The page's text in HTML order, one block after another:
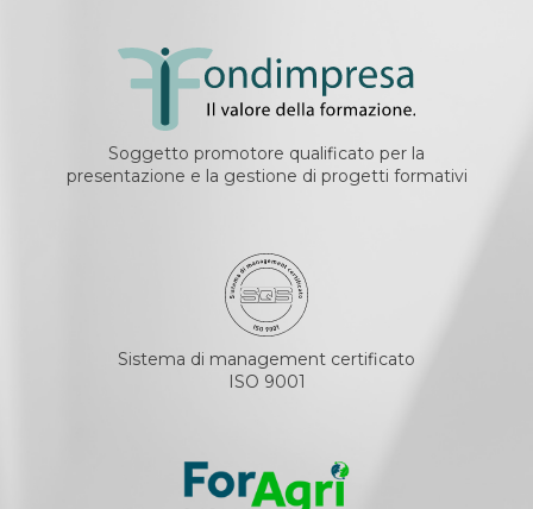
Soggetto promotore qualificato per la
presentazione e la gestione di progetti formativi
Sistema di management certificato
ISO 9001